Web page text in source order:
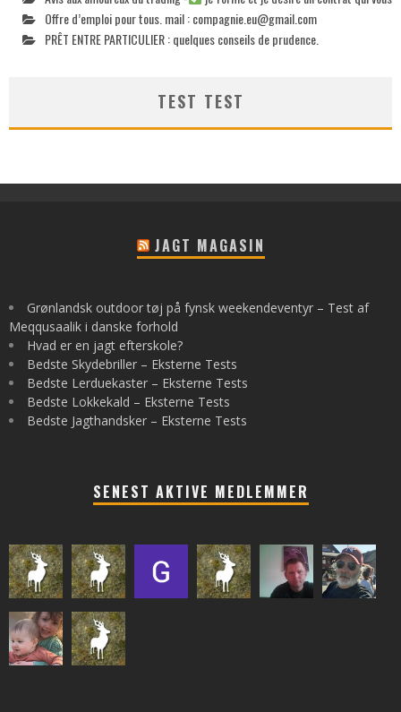
Offre d’emploi pour tous. mail :compagnie.eu@gmail.com
PRÊT ENTRE PARTICULIER : quelques conseils de prudence.
TEST TEST
JAGT MAGASIN
Grønlandsk outdoor tøj på fynsk weekendeventyr – Test af
Meqqusaalik i danske forhold
Hvad er en jagt efterskole?
Bedste Skydebriller – Eksterne Tests
Bedste Lerduekaster – Eksterne Tests
Bedste Lokkekald – Eksterne Tests
Bedste Jagthandsker – Eksterne Tests
SENEST AKTIVE MEDLEMMER